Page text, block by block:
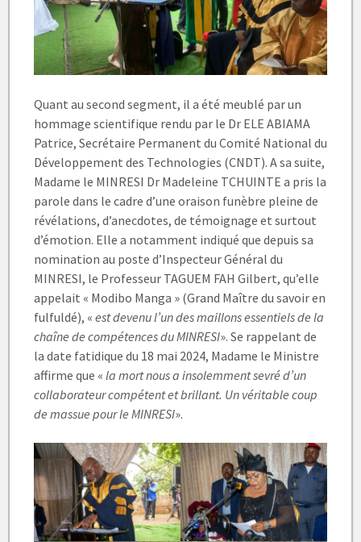
Quant au second segment, il a été meublé par un
hommage scientifique rendu par le Dr ELE ABIAMA
Patrice, Secrétaire Permanent du Comité National du
Développement des Technologies (CNDT). A sa suite,
Madame le MINRESI Dr Madeleine TCHUINTE a pris la
parole dans le cadre d’une oraison funèbre pleine de
révélations, d’anecdotes, de témoignage et surtout
d’émotion. Elle a notamment indiqué que depuis sa
nomination au poste d’Inspecteur Général du
MINRESI, le Professeur TAGUEM FAH Gilbert, qu’elle
appelait « Modibo Manga » (Grand Maître du savoir en
fulfuldé), « est devenu l’un des maillons essentiels de la
chaîne de compétences du MINRESI». Se rappelant de
la date fatidique du 18 mai 2024, Madame le Ministre
affirme que « la mort nous a insolemment sevré d’un
collaborateur compétent et brillant. Un véritable coup
de massue pour le MINRESI».